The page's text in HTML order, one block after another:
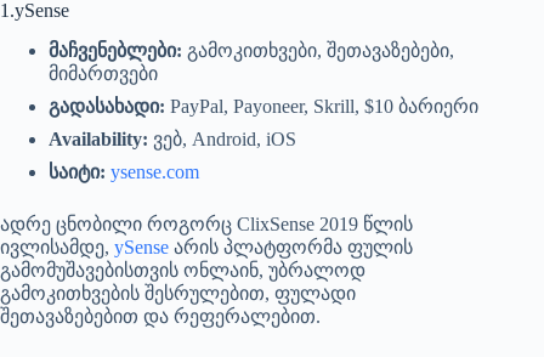
1.ySense
მაჩვენებლები: გამოკითხვები, შეთავაზებები,
მიმართვები
გადასახადი: PayPal, Payoneer, Skrill, $10 ბარიერი
Availability: ვებ, Android, iOS
საიტი: ysense.com
ადრე ცნობილი როგორც ClixSense 2019 წლის
ივლისამდე, ySense არის პლატფორმა ფულის
გამომუშავებისთვის ონლაინ, უბრალოდ
გამოკითხვების შესრულებით, ფულადი
შეთავაზებებით და რეფერალებით.